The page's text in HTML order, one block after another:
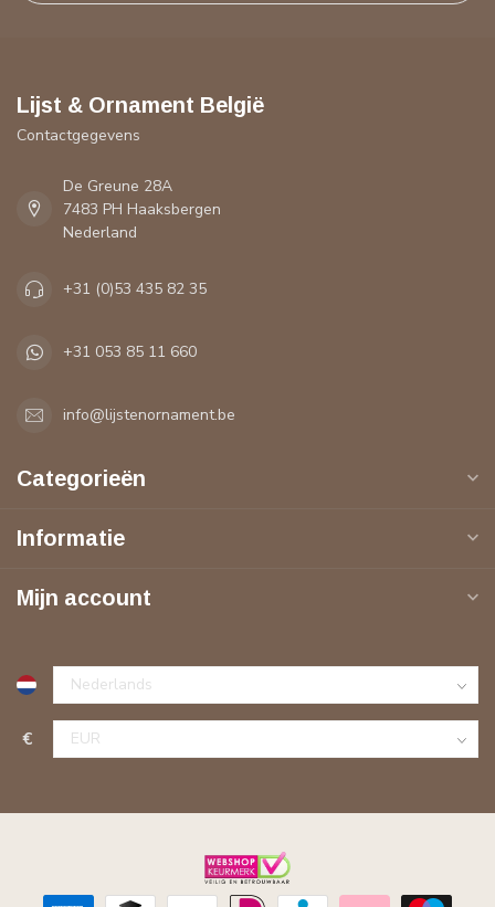
Lijst & Ornament België
Contactgegevens
De Greune 28A
7483 PH Haaksbergen
Nederland
+31 (0)53 435 82 35
+31 053 85 11 660
info@lijstenornament.be
Categorieën
Informatie
Mijn account
€